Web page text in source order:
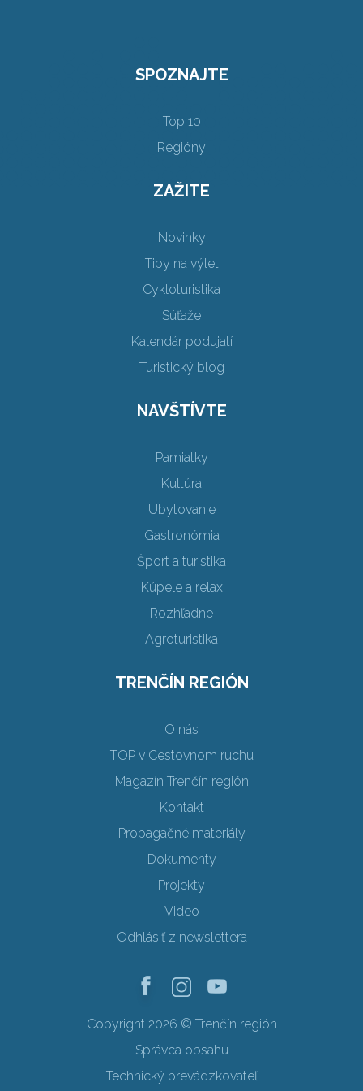
SPOZNAJTE
Top 10
Regióny
ZAŽITE
Novinky
Tipy na výlet
Cykloturistika
Súťaže
Kalendár podujatí
Turistický blog
NAVŠTÍVTE
Pamiatky
Kultúra
Ubytovanie
Gastronómia
Šport a turistika
Kúpele a relax
Rozhľadne
Agroturistika
TRENČÍN REGIÓN
O nás
TOP v Cestovnom ruchu
Magazín Trenčín región
Kontakt
Propagačné materiály
Dokumenty
Projekty
Video
Odhlásiť z newslettera
Copyright 2026 © Trenčín región
Správca obsahu
Technický prevádzkovateľ